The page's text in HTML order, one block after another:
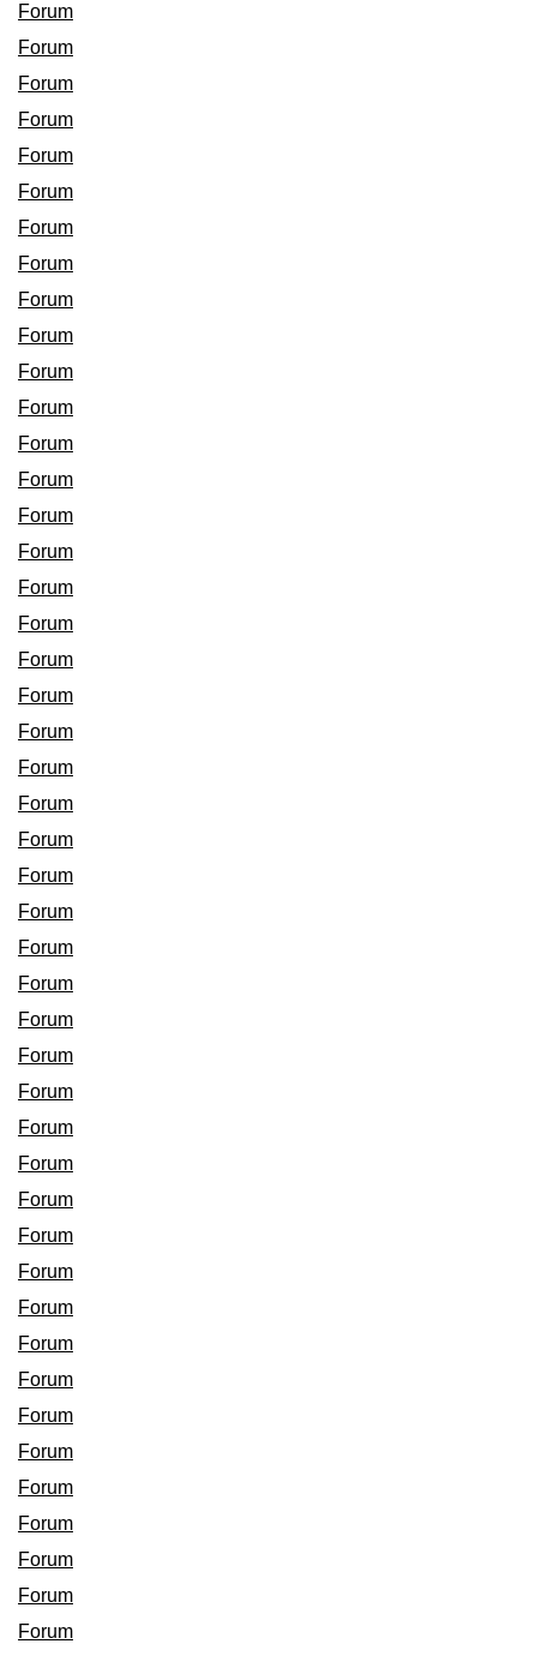
Forum
Forum
Forum
Forum
Forum
Forum
Forum
Forum
Forum
Forum
Forum
Forum
Forum
Forum
Forum
Forum
Forum
Forum
Forum
Forum
Forum
Forum
Forum
Forum
Forum
Forum
Forum
Forum
Forum
Forum
Forum
Forum
Forum
Forum
Forum
Forum
Forum
Forum
Forum
Forum
Forum
Forum
Forum
Forum
Forum
Forum